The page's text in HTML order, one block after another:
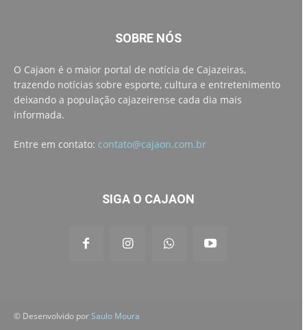
SOBRE NÓS
O Cajaon é o maior portal de notícia de Cajazeiras,
trazendo notícias sobre esporte, cultura e entretenimento
deixando a população cajazeirense cada dia mais
informada.
Entre em contato: contato@cajaon.com.br
SIGA O CAJAON
© Desenvolvido porSaulo Moura